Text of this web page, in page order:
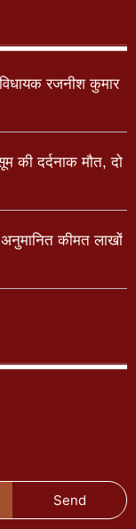
रजनीश कुमार
की दर्दनाक मौत, दो
कीमत लाखों
Send